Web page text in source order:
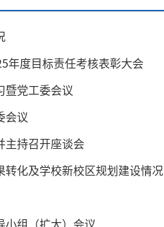
度目标责任考核表彰大会
暨党工委会议
会议
主持召开座谈会
化及学校新校区规划建设情况
小组（扩大）会议